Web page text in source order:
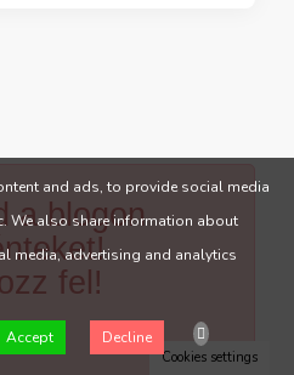
a blogon
fel!
and ads, to provide social media
We also share information about
media, advertising and analytics
Accept Decline
Cookies settings